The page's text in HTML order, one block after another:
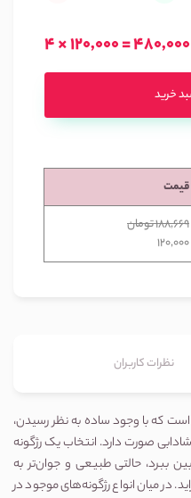
خرید
قیمت
188,669 تومان
120,000
نظرات کاربران
است که با وجود ساده به نظر رسیدن،
شادابی صورت دارد. انتخاب یک رژگونه
ببرد، حالتی طبیعی و جوان‌تر به
در میان انواع رژگونه‌های موجود در